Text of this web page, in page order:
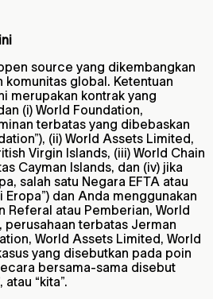
source yang dikembangkan
komunitas global. Ketentuan
merupakan kontrak yang
(i) World Foundation,
terbatas yang dibebaskan
(ii) World Assets Limited,
Virgin Islands, (iii) World Chain
Cayman Islands, dan (iv) jika
salah satu Negara EFTA atau
Eropa”) dan Anda menggunakan
Referal atau Pemberian, World
perusahaan terbatas Jerman
World Assets Limited, World
yang disebutkan pada poin
bersama-sama disebut
atau “kita”.